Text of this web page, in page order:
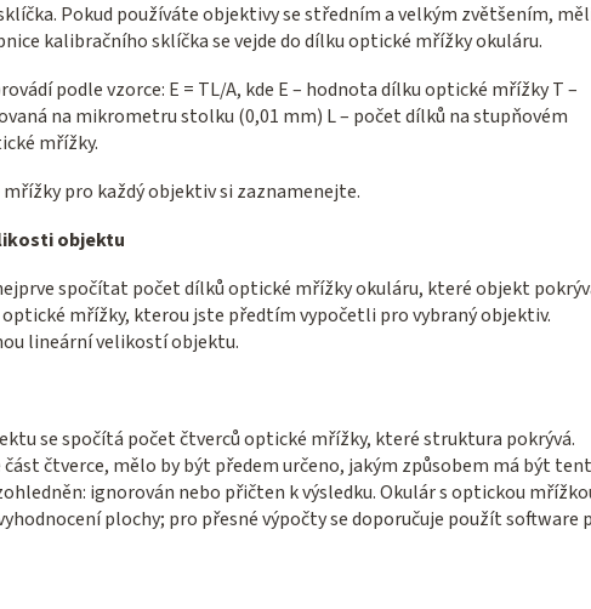
Pokud používáte objektivy se středním a velkým zvětšením,
kalibračního sklíčka se vejde do dílku optické mřížky okuláru.
podle vzorce: Е = ТL/A, kde E – hodnota dílku optické mřížky Т –
na mikrometru stolku (0,01 mm) L – počet dílků na stupňovém
mřížky.
pro každý objektiv si zaznamenejte.
objektu
spočítat počet dílků optické mřížky okuláru, které objekt
optické mřížky, kterou jste předtím vypočetli pro vybraný objektiv.
lineární velikostí objektu.
se spočítá počet čtverců optické mřížky, které struktura pokrývá.
čtverce, mělo by být předem určeno, jakým způsobem má být
ignorován nebo přičten k výsledku. Okulár s optickou
plochy; pro přesné výpočty se doporučuje použít software